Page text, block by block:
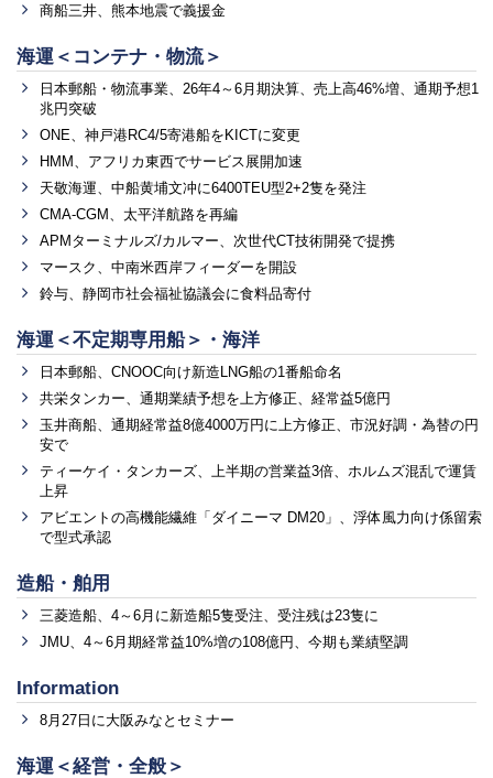
商船三井、熊本地震で義援金
海運＜コンテナ・物流＞
日本郵船・物流事業、26年4～6月期決算、売上高46%増、通期予想1
兆円突破
ONE、神戸港RC4/5寄港船をKICTに変更
HMM、アフリカ東西でサービス展開加速
天敬海運、中船黄埔文冲に6400TEU型2+2隻を発注
CMA-CGM、太平洋航路を再編
APMターミナルズ/カルマー、次世代CT技術開発で提携
マースク、中南米西岸フィーダーを開設
鈴与、静岡市社会福祉協議会に食料品寄付
海運＜不定期専用船＞・海洋
日本郵船、CNOOC向け新造LNG船の1番船命名
共栄タンカー、通期業績予想を上方修正、経常益5億円
玉井商船、通期経常益8億4000万円に上方修正、市況好調・為替の円
安で
ティーケイ・タンカーズ、上半期の営業益3倍、ホルムズ混乱で運賃
上昇
アビエントの高機能繊維「ダイニーマ DM20」、浮体風力向け係留索
で型式承認
造船・舶用
三菱造船、4～6月に新造船5隻受注、受注残は23隻に
JMU、4～6月期経常益10%増の108億円、今期も業績堅調
Information
8月27日に大阪みなとセミナー
海運＜経営・全般＞